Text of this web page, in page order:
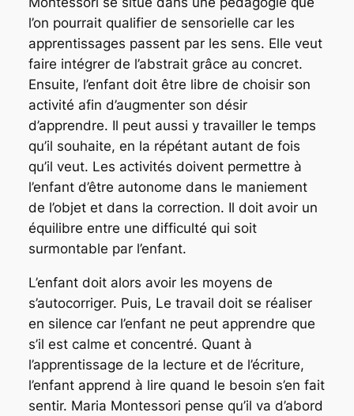
l’on pourrait qualifier de sensorielle car les
apprentissages passent par les sens. Elle veut
faire intégrer de l’abstrait grâce au concret.
Ensuite, l’enfant doit être libre de choisir son
activité afin d’augmenter son désir
d’apprendre. Il peut aussi y travailler le temps
qu’il souhaite, en la répétant autant de fois
qu’il veut. Les activités doivent permettre à
l’enfant d’être autonome dans le maniement
de l’objet et dans la correction. Il doit avoir un
équilibre entre une difficulté qui soit
surmontable par l’enfant.
L’enfant doit alors avoir les moyens de
s’autocorriger. Puis, Le travail doit se réaliser
en silence car l’enfant ne peut apprendre que
s’il est calme et concentré. Quant à
l’apprentissage de la lecture et de l’écriture,
l’enfant apprend à lire quand le besoin s’en fait
sentir. Maria Montessori pense qu’il va d’abord